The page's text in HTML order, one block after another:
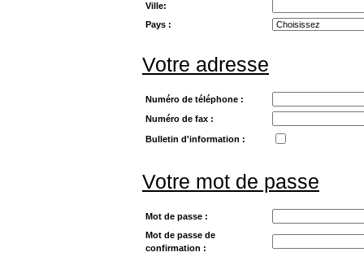
Ville:
Pays :
Votre adresse
Numéro de téléphone :
Numéro de fax :
Bulletin d'information :
Votre mot de passe
Mot de passe :
Mot de passe de
confirmation :